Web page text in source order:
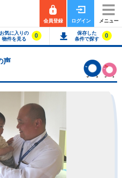
会員登録 ログイン メニュー
お気に入りの
物件を見る
0
保存した
条件で探す
0
声